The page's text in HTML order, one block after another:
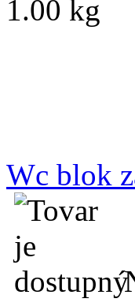
1.00 kg
Wc blok